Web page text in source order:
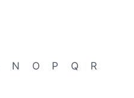
N O P Q R